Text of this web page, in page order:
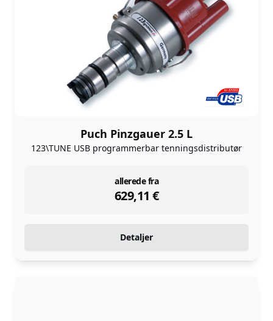
Puch Pinzgauer 2.5 L
123\TUNE USB programmerbar tenningsdistributør
allerede fra
629,11 €
instock
Detaljer